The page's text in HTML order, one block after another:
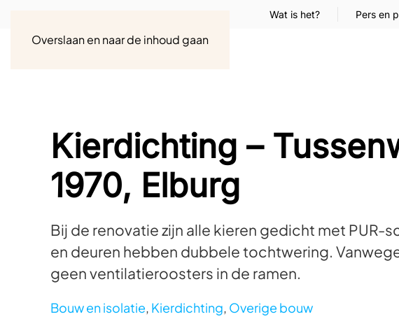
Overslaan en naar de inhoud gaan
Wat is het? Pers en
Kierdichting –
1970, Elburg
Bij de renovatie zijn alle kieren gedicht met PUR-
en deuren hebben dubbele tochtwering.
geen ventilatieroosters in de ramen.
Bouw en isolatie, Kierdichting, Overige bouw